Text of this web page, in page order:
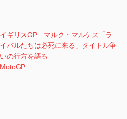
イギリスGP マルク・マルケス「ラ
イバルたちは必死に来る」タイトル争
いの行方を語る
MotoGP